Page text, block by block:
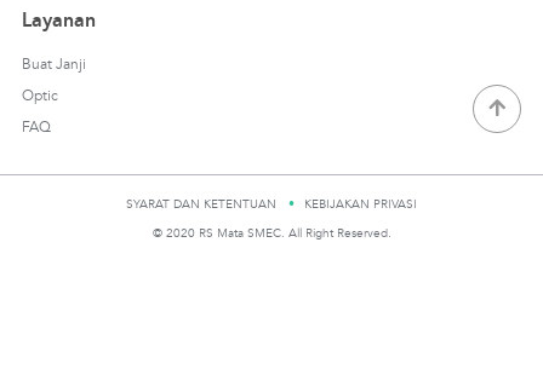
Layanan
Buat Janji
Optic
FAQ
SYARAT DAN KETENTUAN
KEBIJAKAN PRIVASI
© 2020 RS Mata SMEC. All Right Reserved.